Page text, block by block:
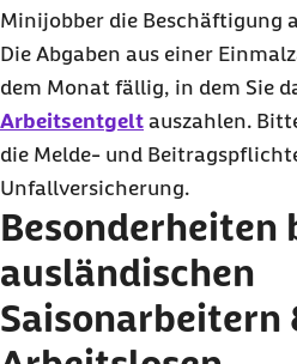
Minijobber die Beschäftigung
Die Abgaben aus einer
dem Monat fällig, in dem Sie
Arbeitsentgelt auszahlen.
die Melde- und
Unfallversicherung.
Besonderheiten
ausländischen
Saisonarbeitern